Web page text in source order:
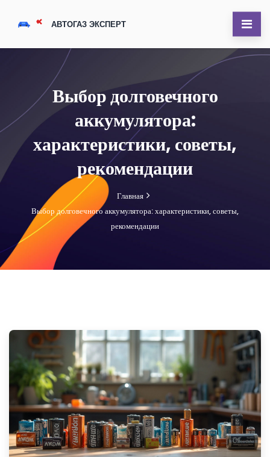
Выбор долговечного
аккумулятора:
характеристики, советы,
рекомендации
Главная
Выбор долговечного аккумулятора: характеристики, советы,
рекомендации